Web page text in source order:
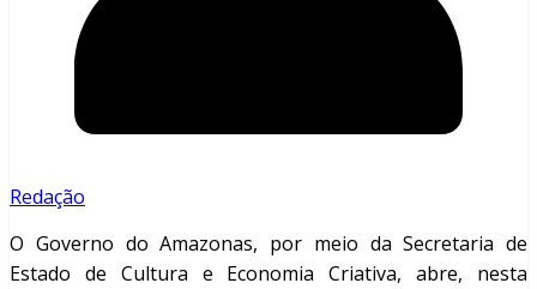
Redação
O Governo do Amazonas, por meio da Secretaria de
Estado de Cultura e Economia Criativa, abre, nesta